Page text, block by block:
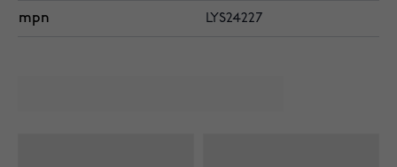
mpn LYS24227